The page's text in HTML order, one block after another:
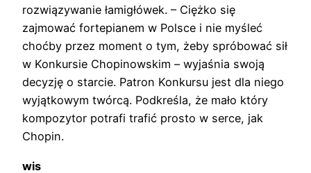
rozwiązywanie łamigłówek. – Ciężko się
zajmować fortepianem w Polsce i nie myśleć
choćby przez moment o tym, żeby spróbować sił
w Konkursie Chopinowskim – wyjaśnia swoją
decyzję o starcie. Patron Konkursu jest dla niego
wyjątkowym twórcą. Podkreśla, że mało który
kompozytor potrafi trafić prosto w serce, jak
Chopin.
wis